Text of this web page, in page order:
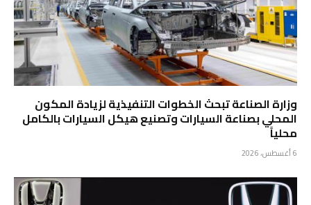
وزارة الصناعة تبحث الخطوات التنفيذية لزيادة المكون
المحلي بصناعة السيارات وتصنيع هيكل السيارات بالكامل
محلياً
6 أغسطس، 2026